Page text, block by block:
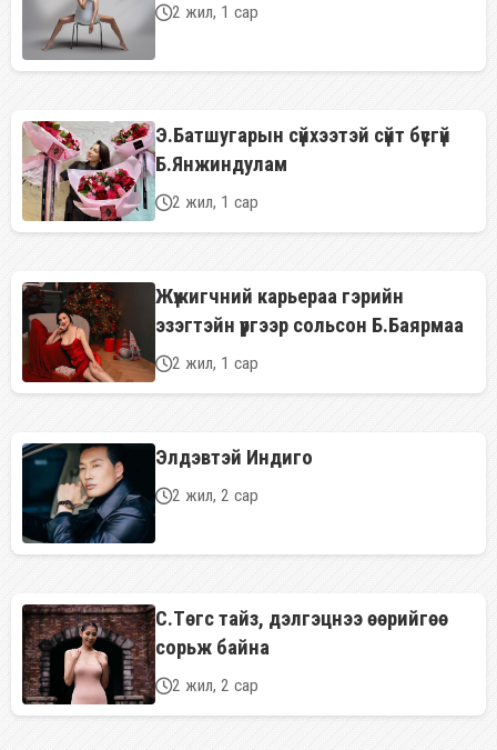
2 жил, 1 сар
Э.Батшугарын сүйхээтэй сүйт бүсгүй
Б.Янжиндулам
2 жил, 1 сар
Жүжигчний карьераа гэрийн
эзэгтэйн үүргээр сольсон Б.Баярмаа
2 жил, 1 сар
Элдэвтэй Индиго
2 жил, 2 сар
С.Төгс тайз, дэлгэцнээ өөрийгөө
сорьж байна
2 жил, 2 сар